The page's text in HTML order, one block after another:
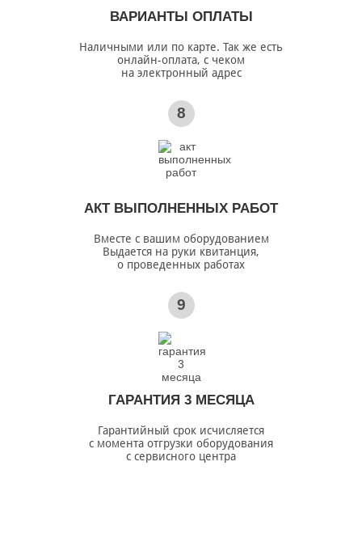
ВАРИАНТЫ ОПЛАТЫ
Наличными или по карте. Так же есть
онлайн-оплата, с чеком
на электронный адрес
8
АКТ ВЫПОЛНЕННЫХ РАБОТ
Вместе с вашим оборудованием
Выдается на руки квитанция,
о проведенных работах
9
ГАРАНТИЯ 3 МЕСЯЦА
Гарантийный срок исчисляется
с момента отгрузки оборудования
с сервисного центра